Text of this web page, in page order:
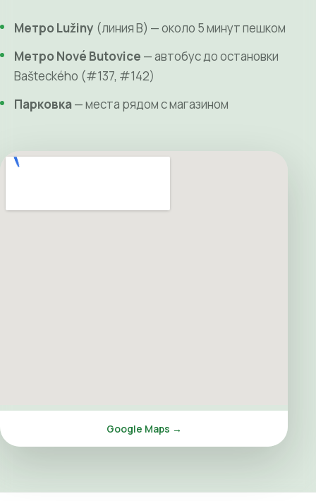
Метро Lužiny (линия B) — около 5 минут пешком
Метро Nové Butovice — автобус до остановки
Bašteckého (#137, #142)
Парковка — места рядом с магазином
Google Maps →